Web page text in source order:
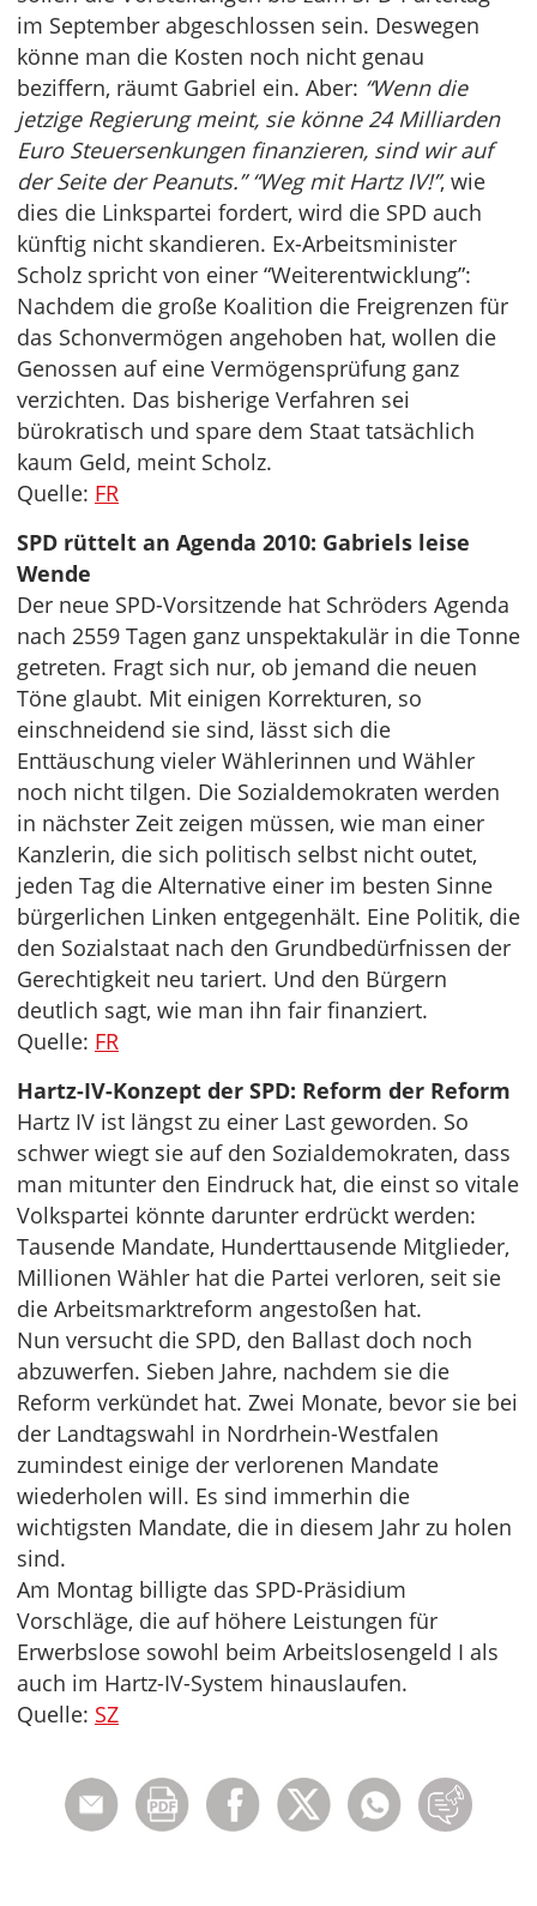
im September abgeschlossen sein. Deswegen
könne man die Kosten noch nicht genau
beziffern, räumt Gabriel ein. Aber: “Wenn die
jetzige Regierung meint, sie könne 24 Milliarden
Euro Steuersenkungen finanzieren, sind wir auf
der Seite der Peanuts.” “Weg mit Hartz IV!”, wie
dies die Linkspartei fordert, wird die SPD auch
künftig nicht skandieren. Ex-Arbeitsminister
Scholz spricht von einer “Weiterentwicklung”:
Nachdem die große Koalition die Freigrenzen für
das Schonvermögen angehoben hat, wollen die
Genossen auf eine Vermögensprüfung ganz
verzichten. Das bisherige Verfahren sei
bürokratisch und spare dem Staat tatsächlich
kaum Geld, meint Scholz.
Quelle: FR
SPD rüttelt an Agenda 2010: Gabriels leise
Wende
Der neue SPD-Vorsitzende hat Schröders Agenda
nach 2559 Tagen ganz unspektakulär in die Tonne
getreten. Fragt sich nur, ob jemand die neuen
Töne glaubt. Mit einigen Korrekturen, so
einschneidend sie sind, lässt sich die
Enttäuschung vieler Wählerinnen und Wähler
noch nicht tilgen. Die Sozialdemokraten werden
in nächster Zeit zeigen müssen, wie man einer
Kanzlerin, die sich politisch selbst nicht outet,
jeden Tag die Alternative einer im besten Sinne
bürgerlichen Linken entgegenhält. Eine Politik, die
den Sozialstaat nach den Grundbedürfnissen der
Gerechtigkeit neu tariert. Und den Bürgern
deutlich sagt, wie man ihn fair finanziert.
Quelle: FR
Hartz-IV-Konzept der SPD: Reform der Reform
Hartz IV ist längst zu einer Last geworden. So
schwer wiegt sie auf den Sozialdemokraten, dass
man mitunter den Eindruck hat, die einst so vitale
Volkspartei könnte darunter erdrückt werden:
Tausende Mandate, Hunderttausende Mitglieder,
Millionen Wähler hat die Partei verloren, seit sie
die Arbeitsmarktreform angestoßen hat.
Nun versucht die SPD, den Ballast doch noch
abzuwerfen. Sieben Jahre, nachdem sie die
Reform verkündet hat. Zwei Monate, bevor sie bei
der Landtagswahl in Nordrhein-Westfalen
zumindest einige der verlorenen Mandate
wiederholen will. Es sind immerhin die
wichtigsten Mandate, die in diesem Jahr zu holen
sind.
Am Montag billigte das SPD-Präsidium
Vorschläge, die auf höhere Leistungen für
Erwerbslose sowohl beim Arbeitslosengeld I als
auch im Hartz-IV-System hinauslaufen.
Quelle: SZ